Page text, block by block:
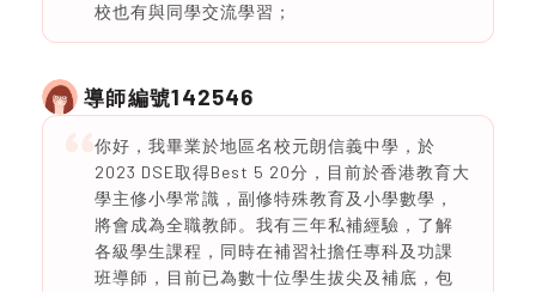
校也有與同學交流學習；
導師編號142546
你好，我畢業於地區名校元朗信義中學，於
2023 DSE取得Best 5 20分，目前於香港教育大
學主修小學常識，副修特殊教育及小學數學，
將會成為全職教師。我有三年私補經驗，了解
各級學生課程，同時在補習社擔任專科及功課
班導師，目前已為數十位學生拔尖及補底，包